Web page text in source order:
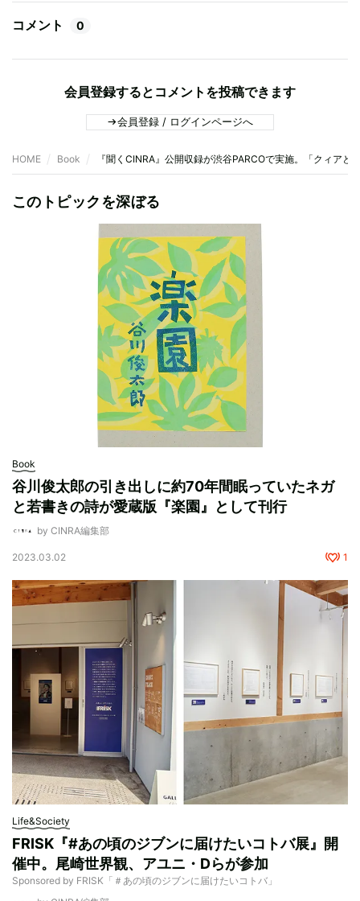
コメント 0
会員登録するとコメントを投稿できます
会員登録 / ログインページへ
HOME Book 『聞くCINRA』公開収録が渋谷PARCOで実施。「クィア
このトピックを深ぼる
Book
谷川俊太郎の引き出しに約70年間眠っていたネガ
と若書きの詩が愛蔵版『楽園』として刊行
by CINRA編集部
2023.03.02 1
Life&Society
FRISK『#あの頃のジブンに届けたいコトバ展』開
催中。尾崎世界観、アユニ・Dらが参加
Sponsored by FRISK「＃あの頃のジブンに届けたいコトバ」